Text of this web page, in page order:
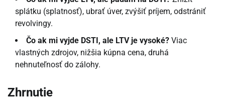
splátku (splatnosť), ubrať úver, zvýšiť príjem, odstrániť
revolvingy.
Čo ak mi vyjde DSTI, ale LTV je vysoké? Viac
vlastných zdrojov, nižšia kúpna cena, druhá
nehnuteľnosť do zálohy.
Zhrnutie